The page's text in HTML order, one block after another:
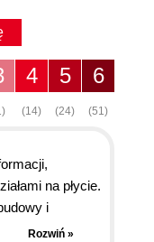
6
(51)
5
(24)
4
(14)
na płycie.
i
się z
Rozwiń »